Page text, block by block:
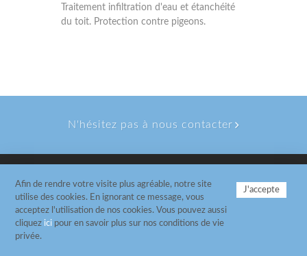
du toit. Protection contre pigeons.
N'hésitez pas à nous contacter
Copyrights © 2026 Bird Consult Tous droits réservés
| Tel. +32 65 35 51 55 | Website by Glucône
Charte vie privée - Politique Cookies - Disclaimer
Afin de rendre votre visite plus agréable, notre site
utilise des cookies. En ignorant ce message, vous
acceptez l'utilisation de nos cookies. Vous pouvez aussi
cliquez ici pour en savoir plus sur nos conditions de vie
privée.
J'accepte